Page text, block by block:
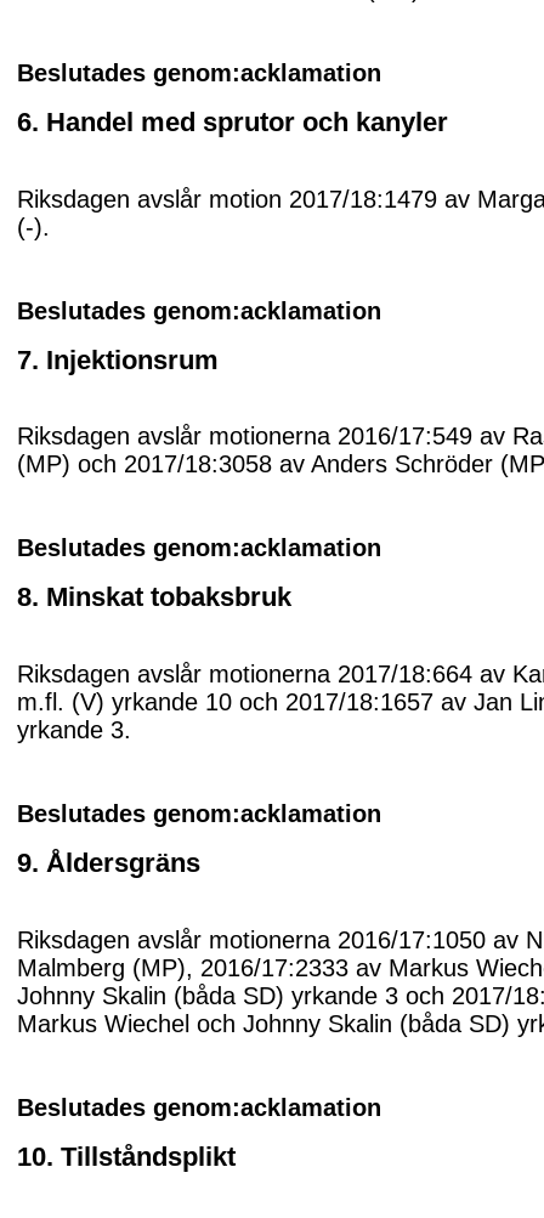
Beslutades genom:acklamation
6. Handel med sprutor och kanyler
Riksdagen avslår motion 2017/18:1479 av
(-).
Beslutades genom:acklamation
7. Injektionsrum
Riksdagen avslår motionerna 2016/17:549 av
(MP) och 2017/18:3058 av Anders Schröder
Beslutades genom:acklamation
8. Minskat tobaksbruk
Riksdagen avslår motionerna 2017/18:664 av
m.fl. (V) yrkande 10 och 2017/18:1657 av Jan
yrkande 3.
Beslutades genom:acklamation
9. Åldersgräns
Riksdagen avslår motionerna 2016/17:1050 av
Malmberg (MP), 2016/17:2333 av Markus
Johnny Skalin (båda SD) yrkande 3 och 2017/
Markus Wiechel och Johnny Skalin (båda SD)
Beslutades genom:acklamation
10. Tillståndsplikt